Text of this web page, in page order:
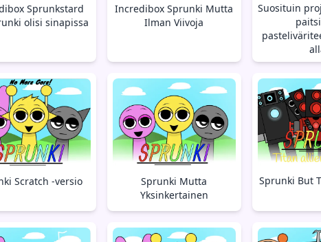
Sprunkstard
olisi sinapissa
Incredibox Sprunki Mutta
Ilman Viivoja
Suosituin
Scratch -versio
Sprunki Mutta
Yksinkertainen
Sprunki But